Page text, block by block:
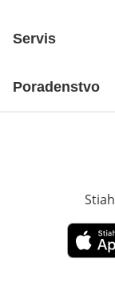
Servis
Poradenstvo
Otvorí